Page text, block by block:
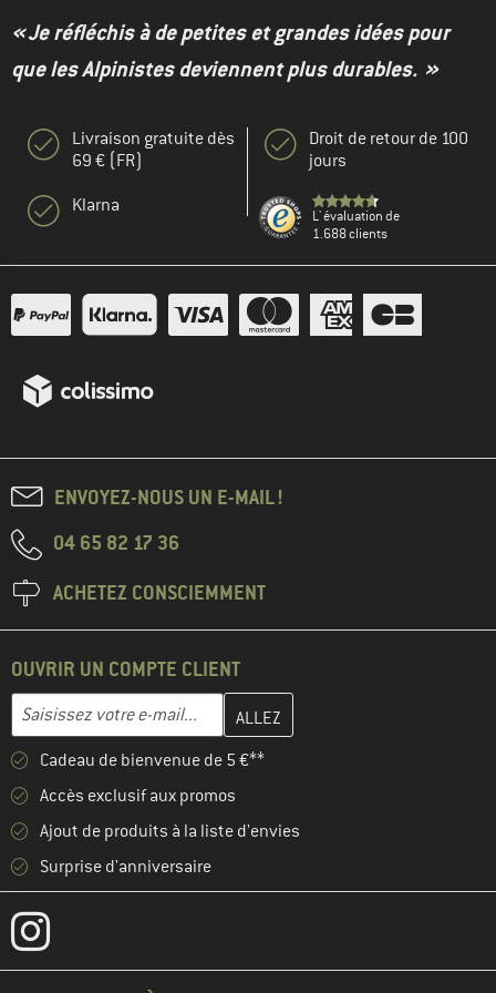
« Je réfléchis à de petites et grandes idées pour
que les Alpinistes deviennent plus durables. »
Livraison gratuite dès
69 € (FR)
Klarna
Droit de retour de 100
jours
L' évaluation de
1.688 clients
ENVOYEZ-NOUS UN E-MAIL !
04 65 82 17 36
ACHETEZ CONSCIEMMENT
OUVRIR UN COMPTE CLIENT
Adresse e-mail
Entrez votre adresse e-mail ici et créez votre compte client à la
Cadeau de bienvenue de 5 €**
Accès exclusif aux promos
Ajout de produits à la liste d'envies
Surprise d'anniversaire